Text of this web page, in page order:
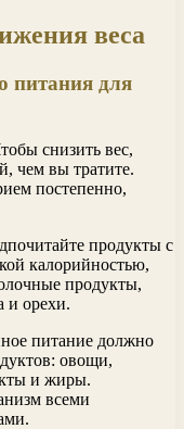
веса
питания для
снизить вес,
чем вы тратите.
постепенно,
продукты с
калорийностью,
продукты,
и орехи.
питание должно
овощи,
и жиры.
всеми